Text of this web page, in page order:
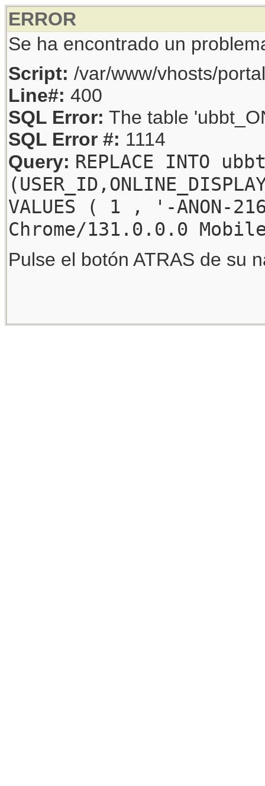
ERROR
Se ha encontrado un
Script: /var/www/vhosts/
Line#: 400
SQL Error: The table
SQL Error #: 1114
Query: REPLACE INTO
VALUES ( 1 , '-
Chrome/131.0.0.0
Pulse el botón ATRAS de su